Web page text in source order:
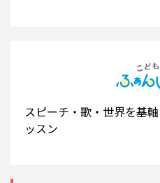
スピーチ・歌・世界を基
ッスン